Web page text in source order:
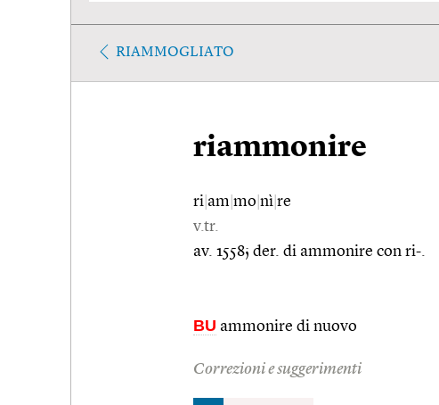
RIAMMOGLIATO
riammonire
ri am mo nì re
v.tr.
av. 1558; der. di ammonire con ri-.
BU ammonire di nuovo
Correzioni e suggerimenti